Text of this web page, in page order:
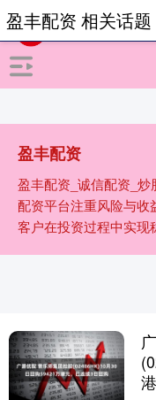
盈丰配资
盈丰配资_诚信配资_
配资平台注重风险与收
客户在投资过程中实现
盈丰配资 相关话题